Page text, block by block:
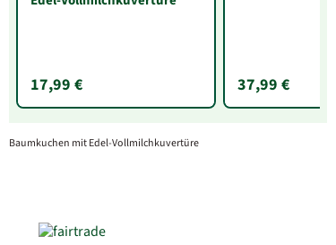
17,99 € 37,99 €
Baumkuchen mit Edel-Vollmilchkuvertüre